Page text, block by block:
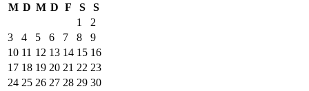
M D M D F S
S
1
2
3
4 5 6 7 8
9
10 11 12 13 14 15 16
17 18 19 20 21 22 23
24 25 26 27 28 29 30